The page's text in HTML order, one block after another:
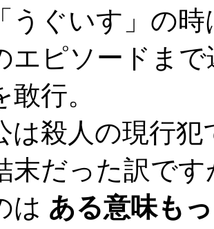
うぐいす」の
エピソードま
行。
は殺人の現行
末だった訳です
は ある意味も